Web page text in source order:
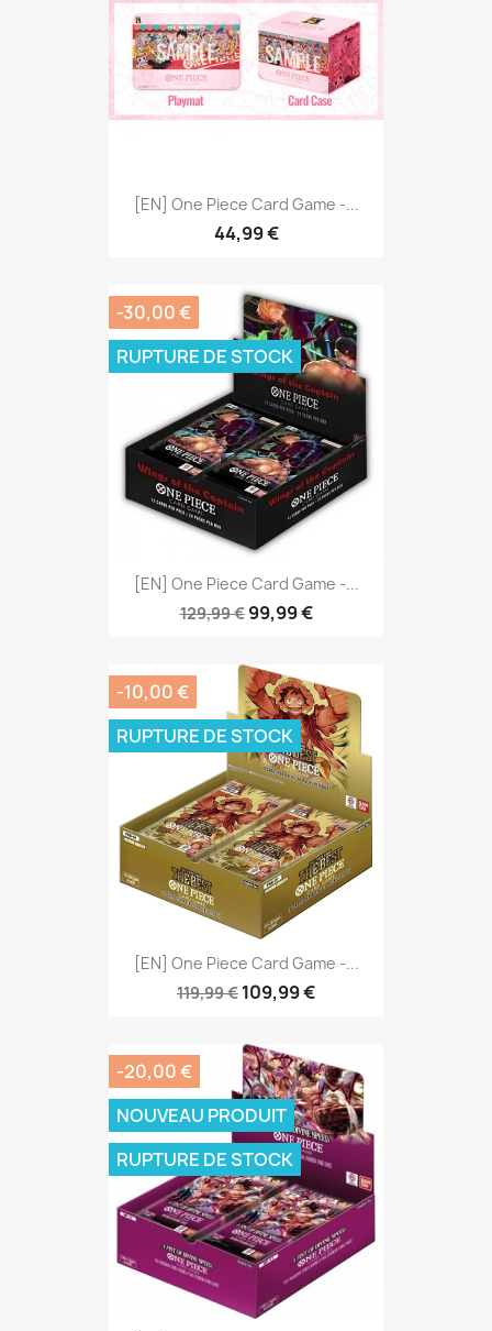
[EN] One Piece Card Game -...
44,99 €
[EN] One Piece Card Game -...
129,99 € 99,99 €
-30,00 €
RUPTURE DE STOCK
[EN] One Piece Card Game -...
119,99 € 109,99 €
-10,00 €
RUPTURE DE STOCK
-20,00 €
NOUVEAU PRODUIT
RUPTURE DE STOCK